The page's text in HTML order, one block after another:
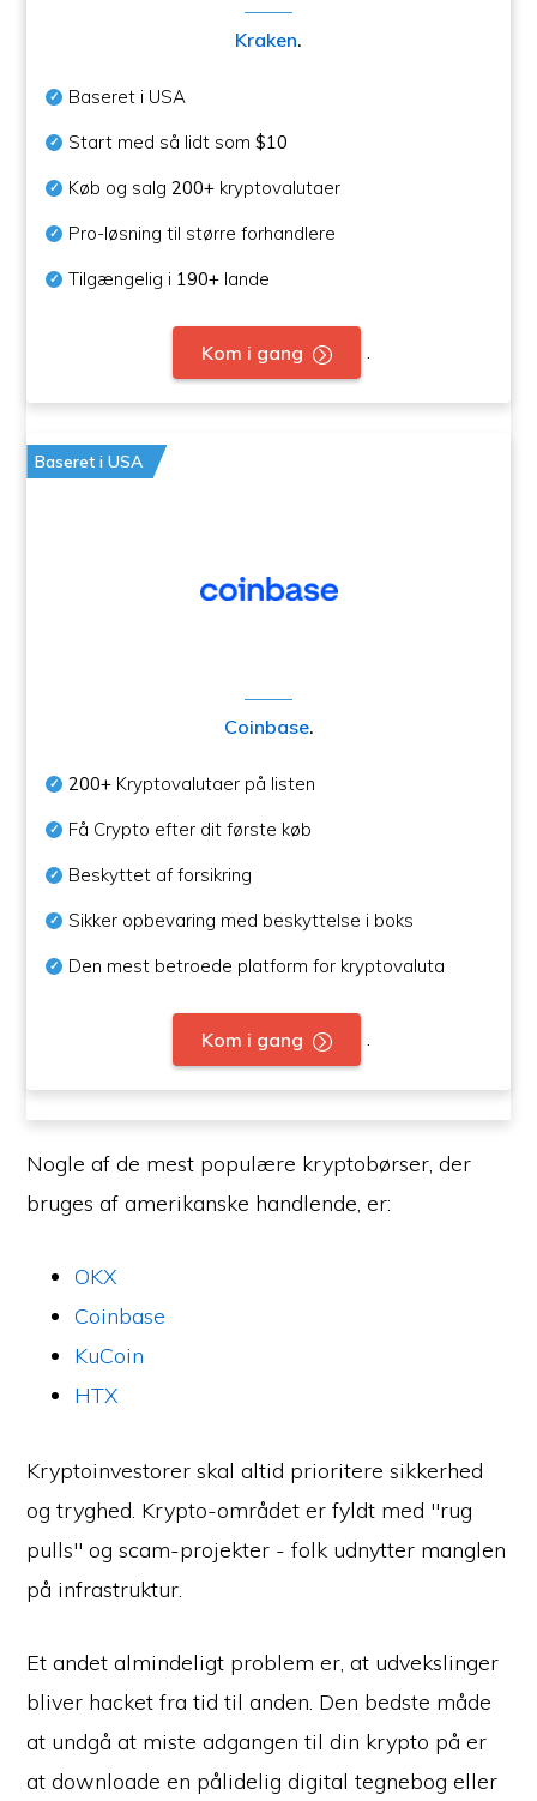
Kraken.
Baseret i USA
Start med så lidt som$10
Køb og salg200+ kryptovalutaer
Pro-løsning til større forhandlere
Tilgængelig i 190+ lande
Kom i gang
Baseret i USA
Coinbase.
200+ Kryptovalutaer på listen
Få Crypto efter dit første køb
Beskyttet af forsikring
Sikker opbevaring med beskyttelse i boks
Den mest betroede platform for kryptovaluta
Kom i gang
Nogle af de mest populære kryptobørser, der
bruges af amerikanske handlende, er:
OKX
Coinbase
KuCoin
HTX
Kryptoinvestorer skal altid prioritere sikkerhed
og tryghed. Krypto-området er fyldt med "rug
pulls" og scam-projekter - folk udnytter manglen
på infrastruktur.
Et andet almindeligt problem er, at udvekslinger
bliver hacket fra tid til anden. Den bedste måde
at undgå at miste adgangen til din krypto på er
at downloade en pålidelig digital tegnebog eller